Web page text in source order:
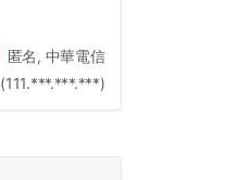
匿名, 中華電信
(111.***.***.***)